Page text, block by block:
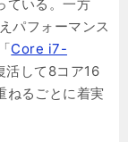
ている。一方
パフォーマンス
Core i7-
活して8コア16
ねるごとに着実